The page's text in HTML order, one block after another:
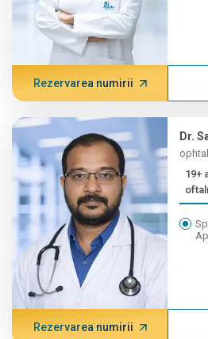
Rezervarea numirii
Dr.
19+
Rezervarea numirii